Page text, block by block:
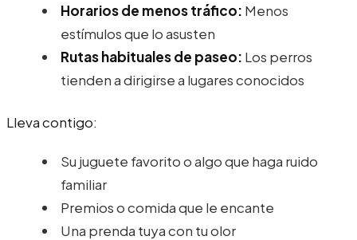
Horarios de menos tráfico: Menos
estímulos que lo asusten
Rutas habituales de paseo: Los perros
tienden a dirigirse a lugares conocidos
Lleva contigo:
Su juguete favorito o algo que haga ruido
familiar
Premios o comida que le encante
Una prenda tuya con tu olor